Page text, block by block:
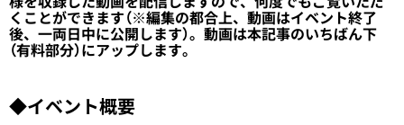
くことができます（※編集の都合上、動画はイベント終了
後、一両日中に公開します）。動画は本記事のいちばん下
（有料部分）にアップします。
◆イベント概要